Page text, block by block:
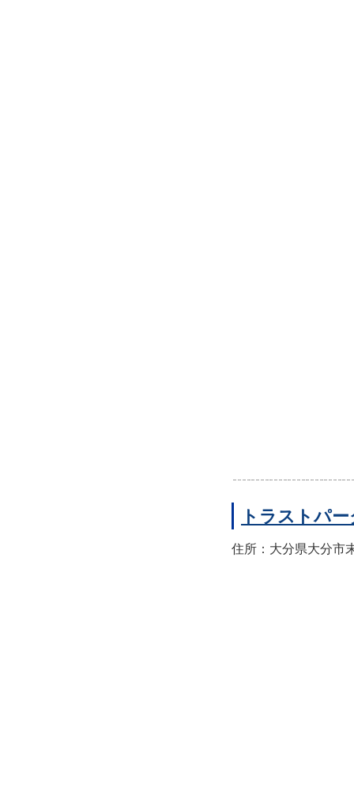
トラストパ
住所：大分県大分市